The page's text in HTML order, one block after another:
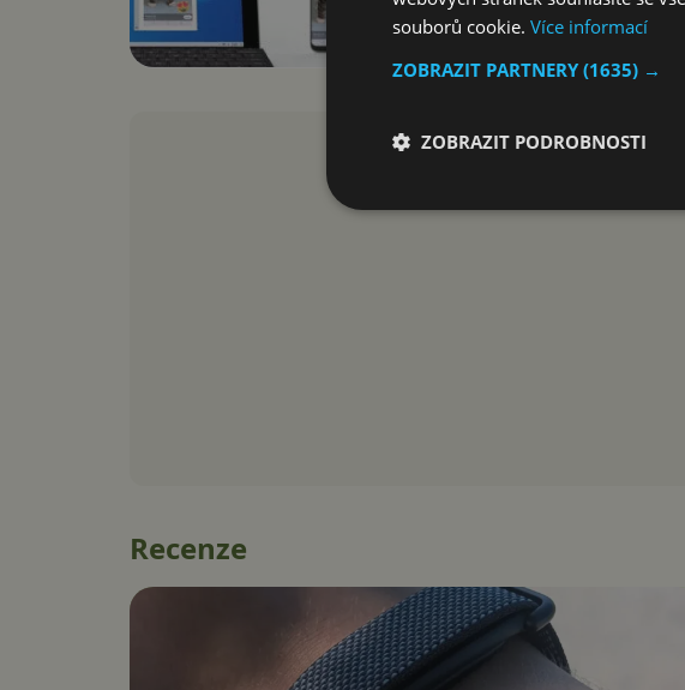
Recenze
souborů cookie. Více informací
ZOBRAZIT PARTNERY(1635) →
ZOBRAZIT PODROBNOSTI